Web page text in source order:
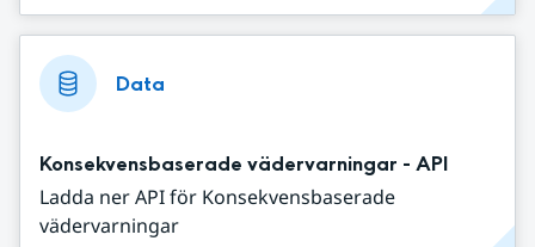
Data
Konsekvensbaserade vädervarningar - API
Ladda ner API för Konsekvensbaserade
vädervarningar